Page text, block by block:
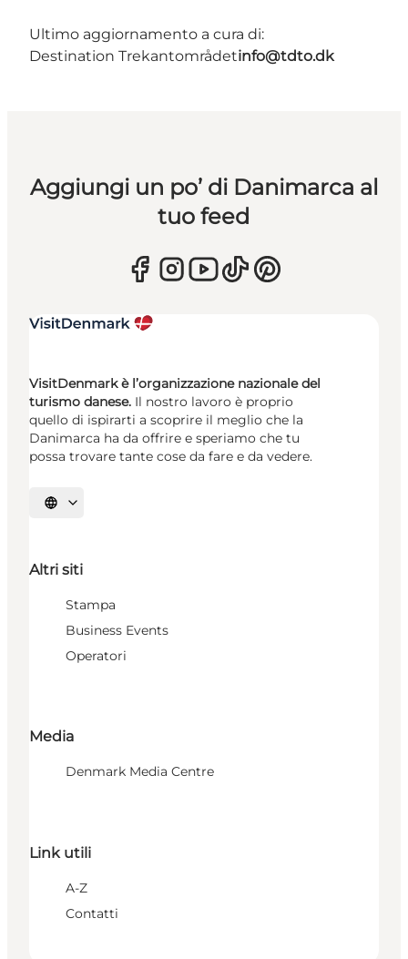
Ultimo aggiornamento a cura di:
Destination Trekantområdetinfo@tdto.dk
Aggiungi un po’ di Danimarca al
tuo feed
VisitDenmark è l’organizzazione nazionale del
turismo danese. Il nostro lavoro è proprio
quello di ispirarti a scoprire il meglio che la
Danimarca ha da offrire e speriamo che tu
possa trovare tante cose da fare e da vedere.
Seleziona la lingua
Altri siti
Stampa
Business Events
Operatori
Media
Denmark Media Centre
Link utili
A-Z
Contatti